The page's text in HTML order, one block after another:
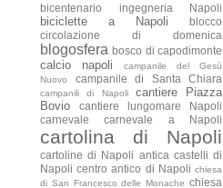
bicentenario ingegneria Napoli
biciclette a Napoli
blocco
circolazione di domenica
blogosfera bosco di capodimonte
calcio napoli
campanile del Gesù
Nuovo
campanile di Santa Chiara
campanili di Napoli
cantiere Piazza
Bovio
cantiere lungomare Napoli
carnevale
carnevale a Napoli
cartolina di Napoli
cartoline di Napoli antica castelli di
Napoli centro antico di Napoli chiesa
di San Francesco delle Monache chiesa